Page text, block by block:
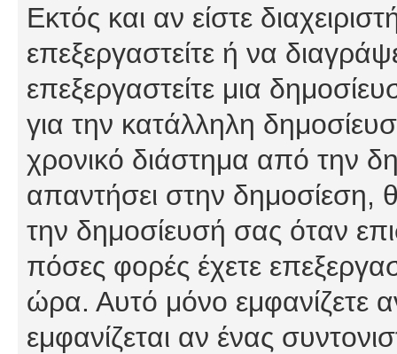
Εκτός και αν είστε
επεξεργαστείτε ή να
επεξεργαστείτε μια
για την κατάλληλη
χρονικό διάστημα από την
απαντήσει στην δημοσίεση,
την δημοσίευσή σας όταν
πόσες φορές έχετε
ώρα. Αυτό μόνο εμφανίζετε
εμφανίζεται αν ένας